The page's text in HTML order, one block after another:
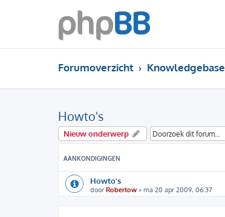
Forumoverzicht Knowledgebase
Howto's
Nieuw onderwerp
AANKONDIGINGEN
Howto's
door Robertow » ma 20 apr 2009, 06:37